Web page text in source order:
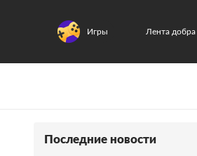
Игры Лента добра
Последние новости